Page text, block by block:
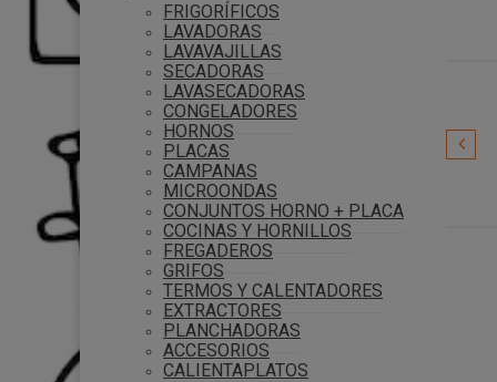
FRIGORÍFICOS
LAVADORAS
LAVAVAJILLAS
SECADORAS
LAVASECADORAS
CONGELADORES
HORNOS
PLACAS
CAMPANAS
MICROONDAS
CONJUNTOS HORNO + PLACA
COCINAS Y HORNILLOS
FREGADEROS
GRIFOS
TERMOS Y CALENTADORES
EXTRACTORES
PLANCHADORAS
ACCESORIOS
CALIENTAPLATOS